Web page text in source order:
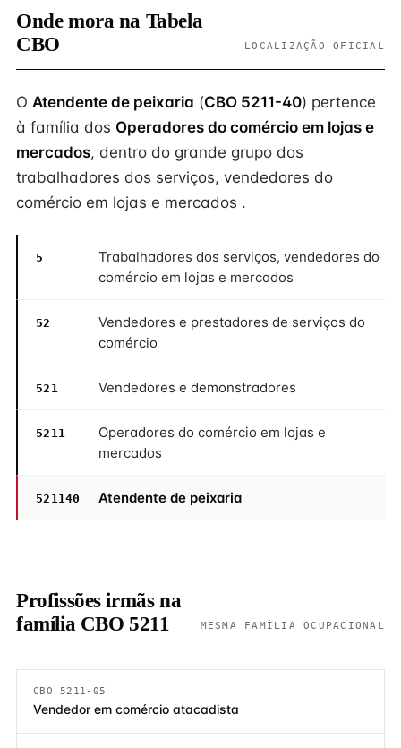
Onde mora na Tabela
CBO
LOCALIZAÇÃO OFICIAL
O Atendente de peixaria (CBO 5211-40) pertence
à família dos Operadores do comércio em lojas e
mercados, dentro do grande grupo dos
trabalhadores dos serviços, vendedores do
comércio em lojas e mercados .
5
Trabalhadores dos serviços, vendedores do
comércio em lojas e mercados
52
Vendedores e prestadores de serviços do
comércio
521 Vendedores e demonstradores
5211
Operadores do comércio em lojas e
mercados
521140 Atendente de peixaria
Profissões irmãs na
família CBO 5211
MESMA FAMÍLIA OCUPACIONAL
CBO 5211-05
Vendedor em comércio atacadista